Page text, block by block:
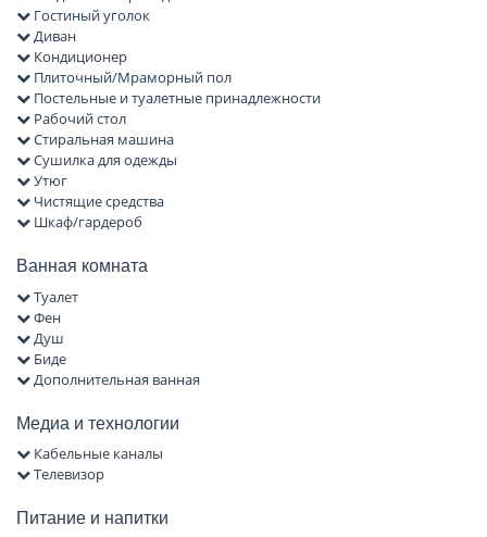
Гостиный уголок
Диван
Кондиционер
Плиточный/Мраморный пол
Постельные и туалетные принадлежности
Рабочий стол
Стиральная машина
Сушилка для одежды
Утюг
Чистящие средства
Шкаф/гардероб
Ванная комната
Туалет
Фен
Душ
Биде
Дополнительная ванная
Медиа и технологии
Кабельные каналы
Телевизор
Питание и напитки